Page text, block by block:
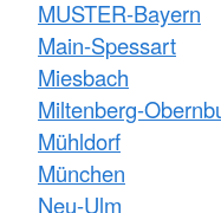
MUSTER-Bayern
Main-Spessart
Miesbach
Miltenberg-
Mühldorf
München
Neu-Ulm